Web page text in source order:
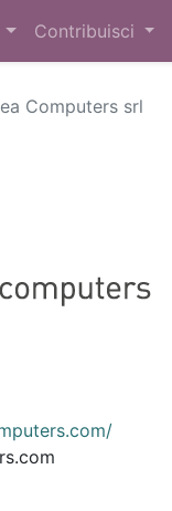
Contribuisci
Computers srl